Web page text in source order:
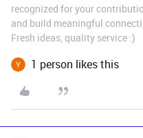
recognized for your
and build meaningful
Fresh ideas, quality service :)
1 person likes this